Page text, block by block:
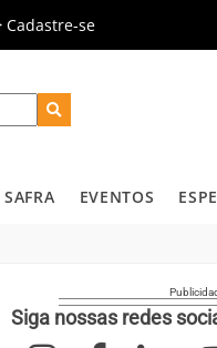
Cadastre-se
SAFRA EVENTOS
Siga nossas redes